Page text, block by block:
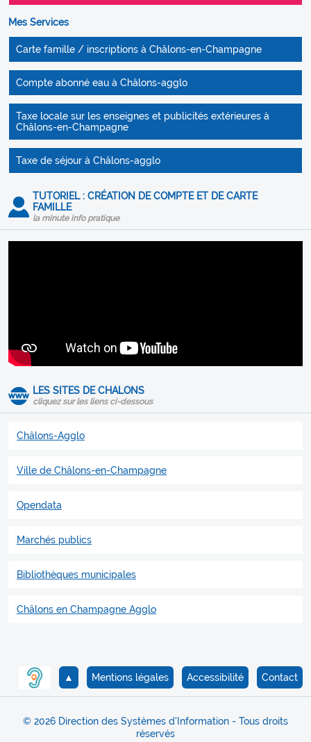
Mes Services
Carte famille / inscriptions à Châlons-en-Champagne
Compte abonné eau à Châlons-agglo
Taxe locale sur les enseignes et publicités extérieures à
Châlons-en-Champagne
Taxe de séjour à Châlons-agglo
TUTORIEL : CRÉATION DE COMPTE ET DE CARTE
FAMILLE
la minute info pratique
LES SITES DE CHALONS
cliquez sur les liens ci-dessous
Châlons-Agglo
Ville de Châlons-en-Champagne
Opendata
Marchés publics
Bibliothèques municipales
Châlons en Champagne Agglo
Contact
Accessibilité
Mentions légales
▲
© 2026 Direction des Systèmes d'Information - Tous droits
réservés